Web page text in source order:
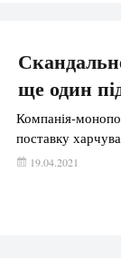
ще один
Компанія-
поставку
19.04.2021